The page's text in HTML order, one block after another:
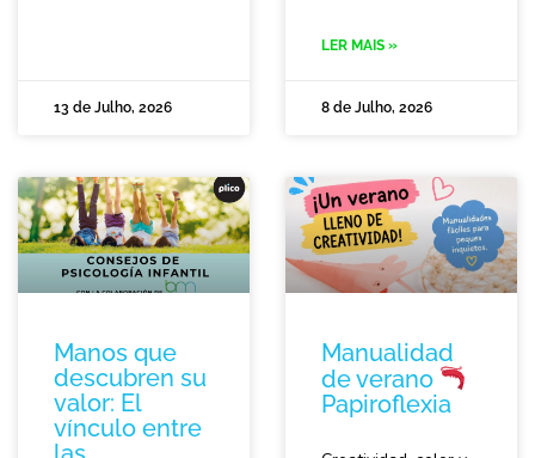
13 de Julho, 2026
LER MAIS »
8 de Julho, 2026
Manos que
descubren su
valor: El
vínculo entre
Manualidad
de verano
Papiroflexia